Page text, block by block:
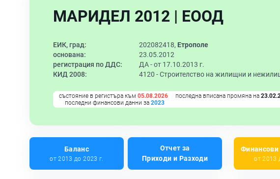
МАРИДЕЛ 2012 | ЕООД
ЕИК, град: 202082418, Етрополе
основана:
23.05.2012
регистрация по ДДС:
ДА - от 17.10.2013 г.
КИД 2008:
4120 -Строителство на жилищни и
състояние в регистъра към 05.08.2026 последна вписана промяна на
последни финансови данни за 2023
Баланс
от 2013 до 2023 г.
Отчет за
Приходи и Разходи
Финансови
от 2013